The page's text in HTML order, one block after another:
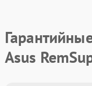
Asus